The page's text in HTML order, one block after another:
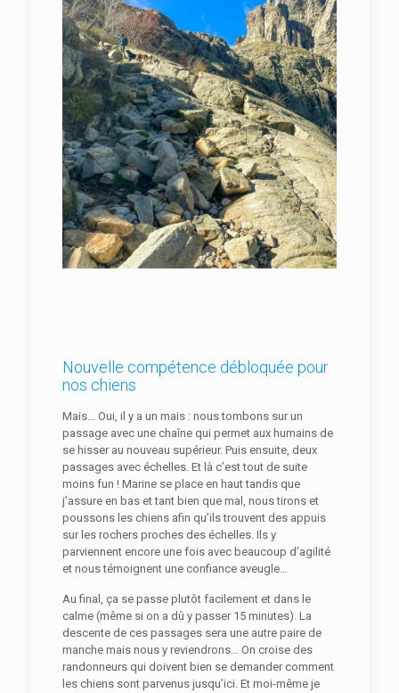
Nouvelle compétence débloquée pour
nos chiens
Mais… Oui, il y a un mais : nous tombons sur un
passage avec une chaîne qui permet aux humains de
se hisser au nouveau supérieur. Puis ensuite, deux
passages avec échelles. Et là c’est tout de suite
moins fun ! Marine se place en haut tandis que
j’assure en bas et tant bien que mal, nous tirons et
poussons les chiens afin qu’ils trouvent des appuis
sur les rochers proches des échelles. Ils y
parviennent encore une fois avec beaucoup d’agilité
et nous témoignent une confiance aveugle…
Au final, ça se passe plutôt facilement et dans le
calme (même si on a dû y passer 15 minutes). La
descente de ces passages sera une autre paire de
manche mais nous y reviendrons… On croise des
randonneurs qui doivent bien se demander comment
les chiens sont parvenus jusqu’ici. Et moi-même je